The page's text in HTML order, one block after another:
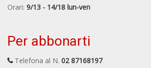
Orari: 9/13 - 14/18 lun-ven
Per abbonarti
Telefona al N. 02 87168197